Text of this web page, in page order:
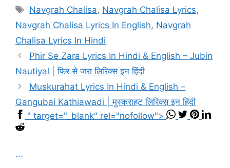
Tags
Navgrah Chalisa, Navgrah Chalisa Lyrics,
Navgrah Chalisa Lyrics In English, Navgrah
Chalisa Lyrics In Hindi
Phir Se Zara Lyrics In Hindi & English – Jubin
Nautiyal | फिर से जरा लिरिक्स इन हिंदी
Muskurahat Lyrics In Hindi & English –
Gangubai Kathiawadi | मुस्कराहट लिरिक्स इन हिंदी
" target="_blank" rel="nofollow">
...